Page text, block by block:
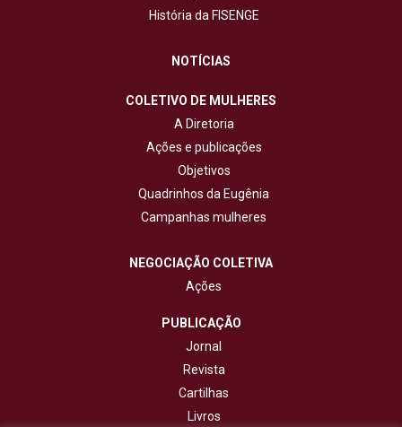
História da FISENGE
NOTÍCIAS
COLETIVO DE MULHERES
A Diretoria
Ações e publicações
Objetivos
Quadrinhos da Eugênia
Campanhas mulheres
NEGOCIAÇÃO COLETIVA
Ações
PUBLICAÇÃO
Jornal
Revista
Cartilhas
Livros